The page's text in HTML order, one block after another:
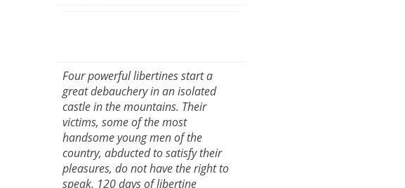
Four powerful libertines start a
great debauchery in an isolated
castle in the mountains. Their
victims, some of the most
handsome young men of the
country, abducted to satisfy their
pleasures, do not have the right to
speak. 120 days of libertine